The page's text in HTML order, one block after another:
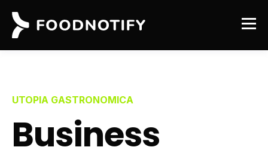
UTOPIA GASTRONOMICA
Business